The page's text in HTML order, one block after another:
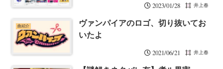
2023/01/28 井上春
曲紹介
ヴァンパイアのロゴ、切り抜いてお
いたよ
2021/06/21 井上春